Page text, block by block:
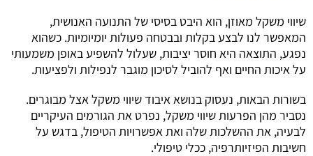
שיווי משקל מאוזן, הוא היבט בסיסי של התנועה האנושית,
המאפשר לנו לבצע בקלות ובבטחה פעולות יומיומיות. כשהוא
נפגע, התוצאה היא חוסר יציבות, שעלול להשפיע באופן משמעותי
על איכות החיים ואף להוביל לסיכון מוגבר לנפילות ולפציעות.
בשורות הבאות, נעסוק בנושא איבוד שיווי משקל אצל מבוגרים.
נסביר מהן הפרעות שיווי משקל, נפרט את הגורמים העיקריים
לבעיה, את ההשלכות שלה ואת אפשרויות הטיפול, בדגש על
חשיבות הפיזיותרפיה, ככלי טיפולי.